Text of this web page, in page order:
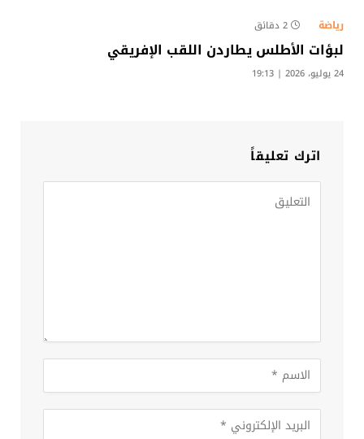
رياضة 2 دقائق
لبؤات الأطلس يطاردن اللقب الإفريقي
24 يوليو، 2026 | 19:13
اترك تعليقاً